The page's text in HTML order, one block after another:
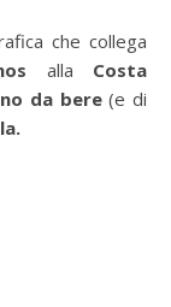
che collega
alla Costa
da bere(e di